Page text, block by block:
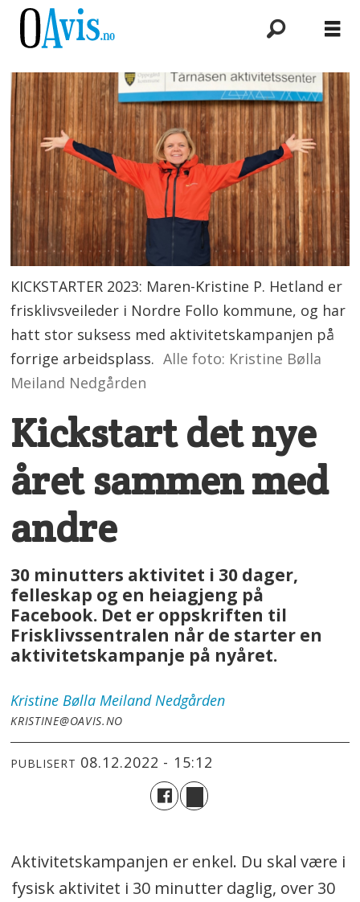
KICKSTARTER 2023: Maren-Kristine P. Hetland er
frisklivsveileder i Nordre Follo kommune, og har
hatt stor suksess med aktivitetskampanjen på
forrige arbeidsplass. Alle foto: Kristine Bølla
Meiland Nedgården
Kickstart det nye
året sammen med
andre
30 minutters aktivitet i 30 dager,
felleskap og en heiagjeng på
Facebook. Det er oppskriften til
Frisklivssentralen når de starter en
aktivitetskampanje på nyåret.
Kristine Bølla Meiland Nedgården
KRISTINE@OAVIS.NO
PUBLISERT 08.12.2022 - 15:12
Aktivitetskampanjen er enkel. Du skal være i
fysisk aktivitet i 30 minutter daglig, over 30